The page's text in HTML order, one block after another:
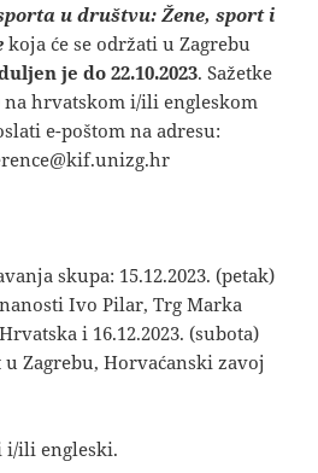
u društvu: Žene, sport i
koja će se održati u Zagrebu
je do 22.10.2023. Sažetke
na hrvatskom i/ili engleskom
e-poštom na adresu:
skupa: 15.12.2023. (petak)
Ivo Pilar, Trg Marka
i 16.12.2023. (subota)
Zagrebu, Horvaćanski zavoj
i/ili engleski.